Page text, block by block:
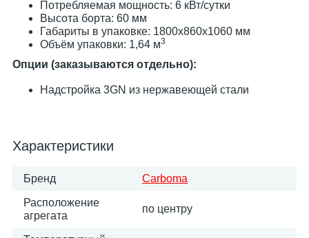
Потребляемая мощность: 6 кВт/сутки
Высота борта: 60 мм
Габариты в упаковке: 1800x860x1060 мм
Объём упаковки: 1,64 м3
Опции (заказываются отдельно):
Надстройка 3GN из нержавеющей стали
Характеристики
Бренд Carboma
Расположение
агрегата
по центру